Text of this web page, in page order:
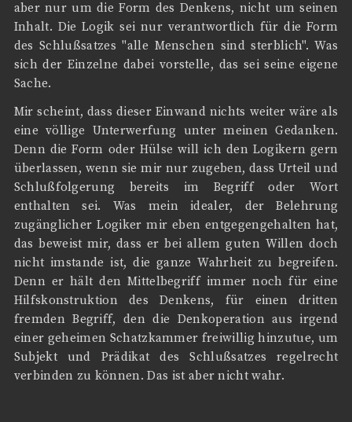
aber nur um die Form des Denkens, nicht um seinen
Inhalt. Die Logik sei nur verantwortlich für die Form
des Schlußsatzes "alle Menschen sind sterblich". Was
sich der Einzelne dabei vorstelle, das sei seine eigene
Sache.
Mir scheint, dass dieser Einwand nichts weiter wäre als
eine völlige Unterwerfung unter meinen Gedanken.
Denn die Form oder Hülse will ich den Logikern gern
überlassen, wenn sie mir nur zugeben, dass Urteil und
Schlußfolgerung bereits im Begriff oder Wort
enthalten sei. Was mein idealer, der Belehrung
zugänglicher Logiker mir eben entgegengehalten hat,
das beweist mir, dass er bei allem guten Willen doch
nicht imstande ist, die ganze Wahrheit zu begreifen.
Denn er hält den Mittelbegriff immer noch für eine
Hilfskonstruktion des Denkens, für einen dritten
fremden Begriff, den die Denkoperation aus irgend
einer geheimen Schatzkammer freiwillig hinzutue, um
Subjekt und Prädikat des Schlußsatzes regelrecht
verbinden zu können. Das ist aber nicht wahr.